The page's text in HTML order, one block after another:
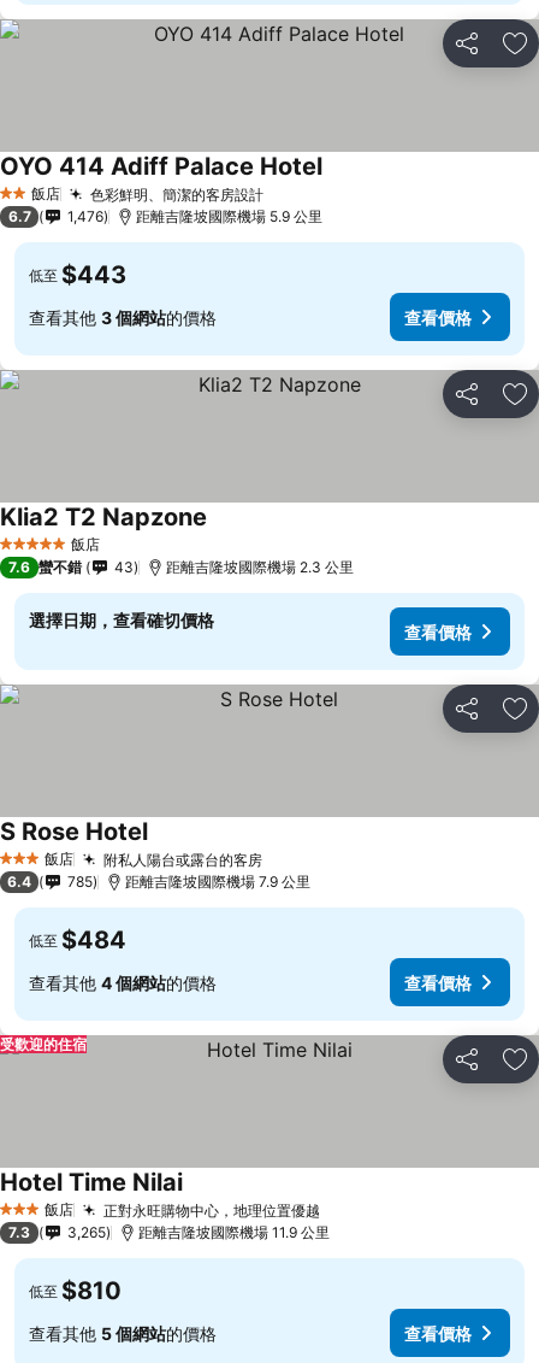
分享 加
2 星級飯店 色彩鮮明、簡潔的客房設計
OYO 414 Adiff Palace Hotel
6.7 1,476 距離吉隆坡國際機場 5.9 公里
低至 $443
查看其他 3 個網站的價格 查看價格
分享 加
5 星級 飯店
Klia2 T2 Napzone
7.6 蠻不錯 43 距離吉隆坡國際機場 2.3 公里
選擇日期，查看確切價格
查看價格
分享 加
3 星級 飯店 附私人陽台或露台的客房
S Rose Hotel
6.4 785 距離吉隆坡國際機場 7.9 公里
低至 $484
查看其他 4 個網站的價格 查看價格
分享 加
受歡迎的住宿
3 星級 飯店 正對永旺購物中心，地理位置優越
Hotel Time Nilai
7.3 3,265 距離吉隆坡國際機場 11.9 公里
低至 $810
查看其他 5 個網站的價格 查看價格